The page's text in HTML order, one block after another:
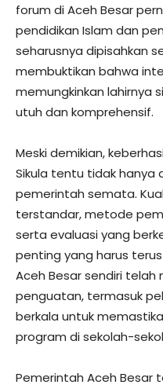
forum di Aceh Besar
pendidikan Islam dan
seharusnya dipisahkan
membuktikan bahwa
memungkinkan lahirnya
utuh dan komprehensif.
Meski demikian,
Sikula tentu tidak hanya
pemerintah semata.
terstandar, metode
serta evaluasi yang
penting yang harus
Aceh Besar sendiri telah
penguatan, termasuk
berkala untuk
program di sekolah-
Pemerintah Aceh Besar